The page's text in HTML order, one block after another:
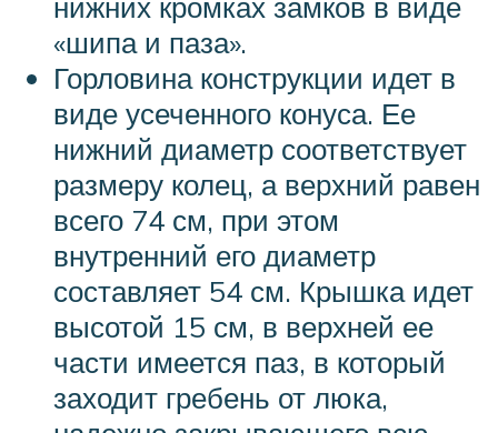
«шипа и паза».
Горловина конструкции идет в
виде усеченного конуса. Ее
нижний диаметр соответствует
размеру колец, а верхний равен
всего 74 см, при этом
внутренний его диаметр
составляет 54 см. Крышка идет
высотой 15 см, в верхней ее
части имеется паз, в который
заходит гребень от люка,